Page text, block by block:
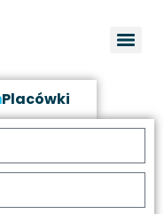
Placówki